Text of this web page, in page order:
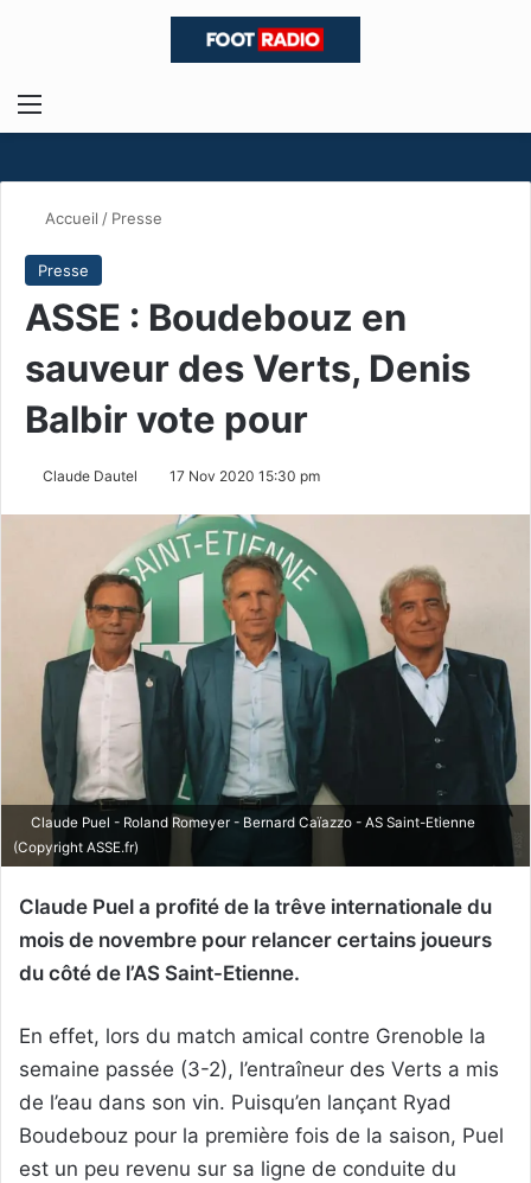
Menu
Accueil / Presse
Presse
ASSE : Boudebouz en
sauveur des Verts, Denis
Balbir vote pour
Claude Dautel 17 Nov 2020 15:30 pm
Claude Puel - Roland Romeyer - Bernard Caïazzo - AS Saint-Etienne
(Copyright ASSE.fr)
Claude Puel a profité de la trêve internationale du
mois de novembre pour relancer certains joueurs
du côté de l’AS Saint-Etienne.
En effet, lors du match amical contre Grenoble la
semaine passée (3-2), l’entraîneur des Verts a mis
de l’eau dans son vin. Puisqu’en lançant Ryad
Boudebouz pour la première fois de la saison, Puel
est un peu revenu sur sa ligne de conduite du